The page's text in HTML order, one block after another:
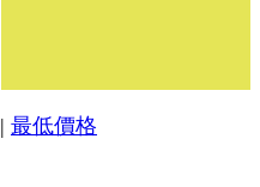
| 最低價格